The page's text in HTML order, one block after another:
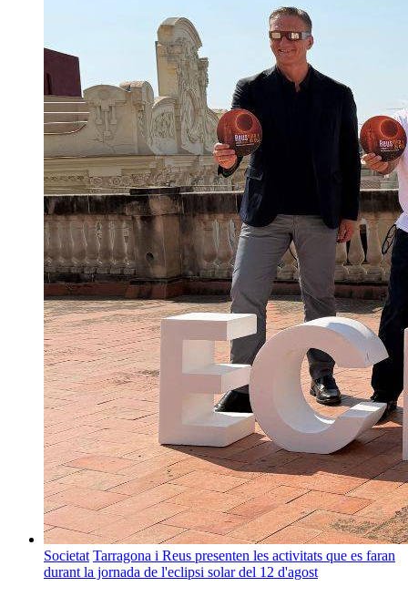
Societat Tarragona i Reus presenten les activitats que es faran
durant la jornada de l'eclipsi solar del 12 d'agost